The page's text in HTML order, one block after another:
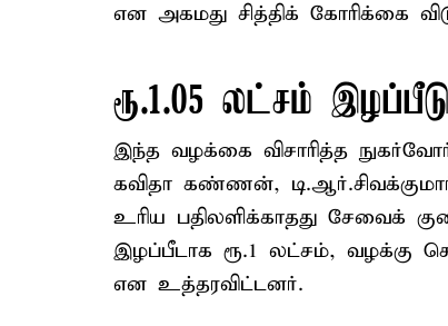
என அகமது சித்திக் கோரிக்கை
ரூ.1.05 லட்சம்
இந்த வழக்கை விசாரித்த
கவிதா கண்ணன், டி.ஆர்.சிவக்குமார்
உரிய பதிலளிக்காதது சேவைக்
இழப்பீடாக ரூ.1 லட்சம், வழக்கு
என உத்தரவிட்டனர்.